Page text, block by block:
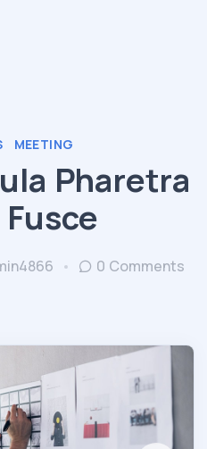
MEETING
Pharetra
0 Comments